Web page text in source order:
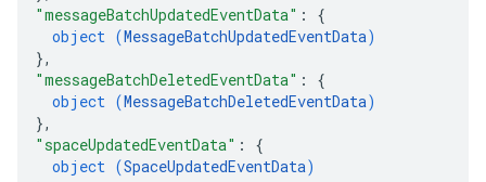
"messageBatchUpdatedEventData" : {
object (MessageBatchUpdatedEventData)
},
"messageBatchDeletedEventData" : {
object (MessageBatchDeletedEventData)
},
"spaceUpdatedEventData" : {
object (SpaceUpdatedEventData)